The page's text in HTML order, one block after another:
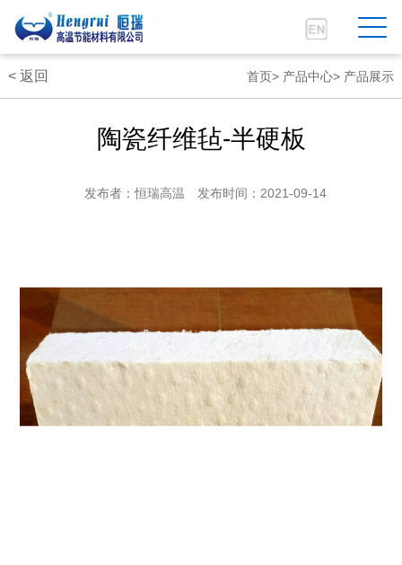
公司简介
人力资源
联系我们
< 返回 首页> 产品中心> 产品展示
陶瓷纤维毡-半硬板
发布者：恒瑞高温 发布时间：2021-09-14